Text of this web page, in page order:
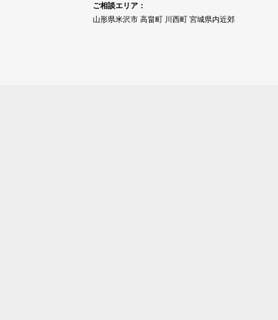
ご相談エリア：
山形県米沢市 高畠町 川西町 宮城県内近郊